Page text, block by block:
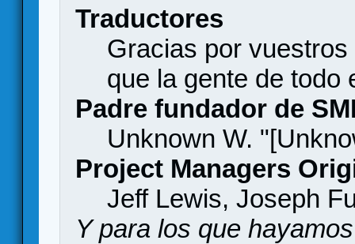
Traductores
Gracias por
que la gente de todo
Padre fundador de
Unknown W.
Project Managers
Jeff Lewis, Joseph
Y para los que